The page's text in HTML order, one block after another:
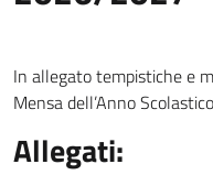
In allegato tempistiche e
Mensa dell’Anno
Allegati: